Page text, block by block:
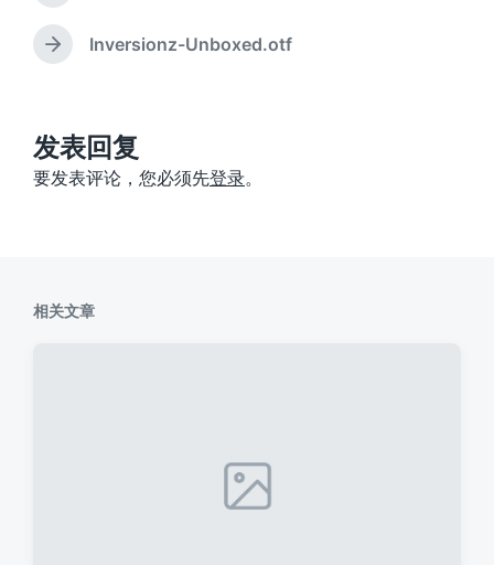
篇
文
章
下
：
Inversionz-Unboxed.otf
发表回复
要发表评论，您必须先登录。
相关文章